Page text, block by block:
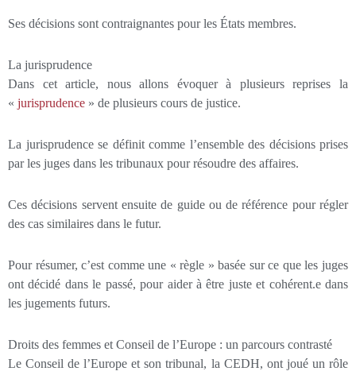
Ses décisions sont contraignantes pour les États membres.
La jurisprudence
Dans cet article, nous allons évoquer à plusieurs reprises la
« jurisprudence » de plusieurs cours de justice.
La jurisprudence se définit comme l’ensemble des décisions prises
par les juges dans les tribunaux pour résoudre des affaires.
Ces décisions servent ensuite de guide ou de référence pour régler
des cas similaires dans le futur.
Pour résumer, c’est comme une « règle » basée sur ce que les juges
ont décidé dans le passé, pour aider à être juste et cohérent.e dans
les jugements futurs.
Droits des femmes et Conseil de l’Europe : un parcours contrasté
Le Conseil de l’Europe et son tribunal, la CEDH, ont joué un rôle